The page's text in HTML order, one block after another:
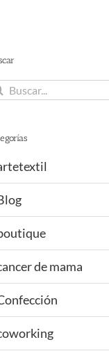
de mama